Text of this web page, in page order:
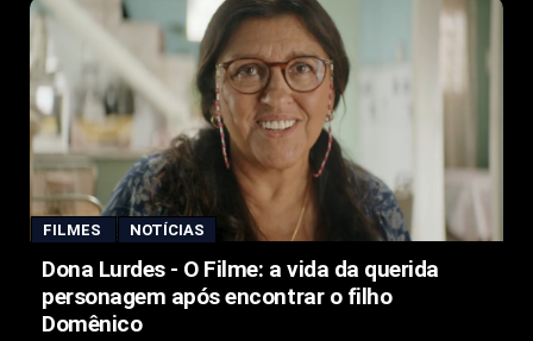
FILMES NOTÍCIAS
Dona Lurdes - O Filme: a vida da querida
personagem após encontrar o filho
Domênico